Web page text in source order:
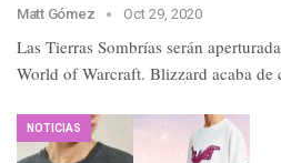
Matt Gómez Oct 29, 2020
Las Tierras Sombrías serán
World of Warcraft. Blizzard acaba
NOTICIAS